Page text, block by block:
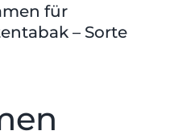
für
– Sorte